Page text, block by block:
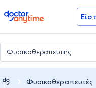
doctoranytime
Φυσικοθεραπευτές